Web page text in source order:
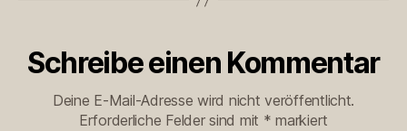
Schreibe einen Kommentar
Deine E-Mail-Adresse wird nicht veröffentlicht.
Erforderliche Felder sind mit * markiert